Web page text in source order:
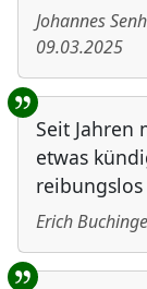
Johannes
09.03.2025
Seit Jahren
etwas
Erich